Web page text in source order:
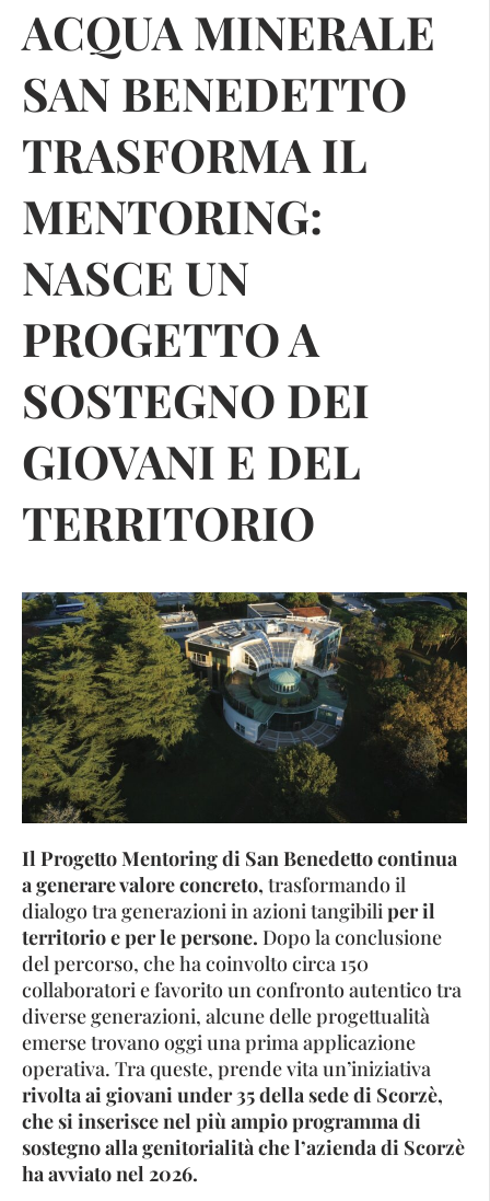
ACQUA MINERALE
SAN BENEDETTO
TRASFORMA IL
MENTORING:
NASCE UN
PROGETTO A
SOSTEGNO DEI
GIOVANI E DEL
TERRITORIO
Il Progetto Mentoring di San Benedetto continua
a generare valore concreto, trasformando il
dialogo tra generazioni in azioni tangibiliper il
territorio e per le persone. Dopo la conclusione
del percorso, che ha coinvolto circa 150
collaboratori e favorito un confronto autentico tra
diverse generazioni, alcune delle progettualità
emerse trovano oggi una prima applicazione
operativa. Tra queste, prende vita un’iniziativa
rivolta ai giovani under 35 della sede di Scorzè,
che si inserisce nel più ampio programma di
sostegno alla genitorialità che l’azienda di Scorzè
ha avviato nel 2026.